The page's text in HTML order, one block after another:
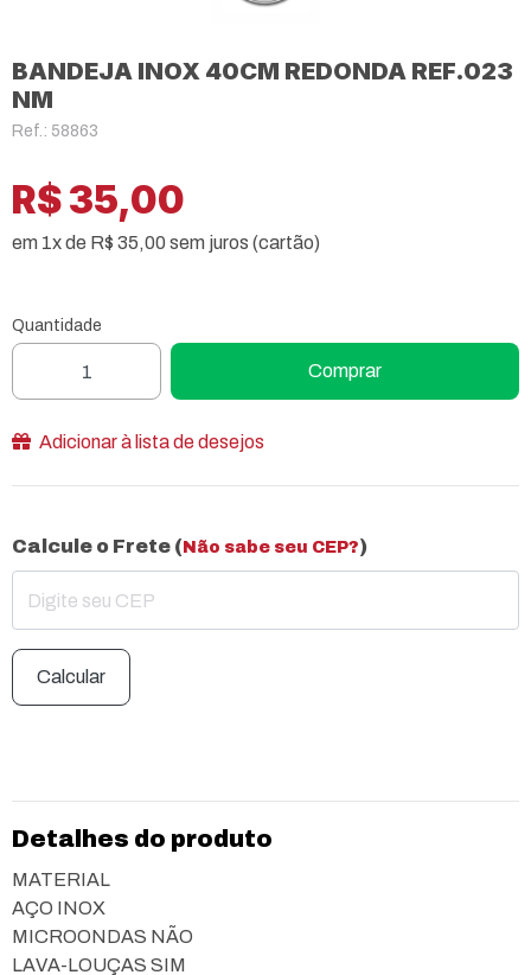
BANDEJA INOX 40CM REDONDA REF.023
NM
Ref.: 58863
R$ 35,00
em 1x de R$ 35,00 sem juros (cartão)
Quantidade
Comprar
Adicionar à lista de desejos
Calcule o Frete ( Não sabe seu CEP?)
Calcular
Detalhes do produto
MATERIAL
AÇO INOX
MICROONDAS NÃO
LAVA-LOUÇAS SIM